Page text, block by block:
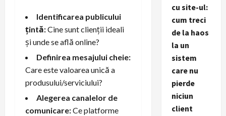
Identificarea publicului
țintă:Cine sunt clienții ideali
și unde se află online?
Definirea mesajului cheie:
Care este valoarea unică a
produsului/serviciului?
Alegerea canalelor de
comunicare:Ce platforme
cu site-ul:
cum treci
de la haos
la un
sistem
care nu
pierde
niciun
client